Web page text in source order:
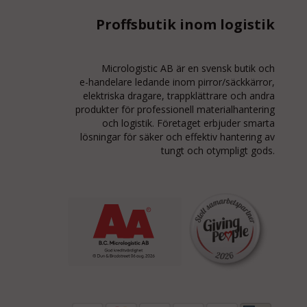
Proffsbutik inom logistik
Micrologistic AB är en svensk butik och
e-handelare ledande inom pirror/säckkärror,
elektriska dragare, trappklättrare och andra
produkter för professionell materialhantering
och logistik. Företaget erbjuder smarta
lösningar för säker och effektiv hantering av
tungt och otympligt gods.